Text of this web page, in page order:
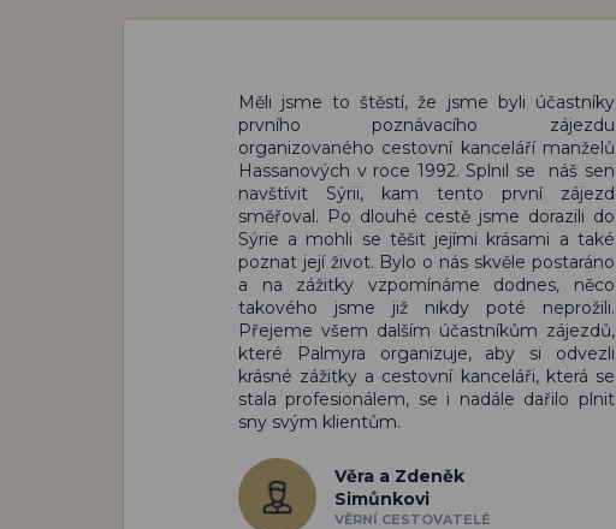
Měli jsme to štěstí, že jsme byli účastníky
prvního poznávacího zájezdu
organizovaného cestovní kanceláří manželů
Hassanových v roce 1992. Splnil se náš sen
navštívit Sýrii, kam tento první zájezd
směřoval. Po dlouhé cestě jsme dorazili do
Sýrie a mohli se těšit jejími krásami a také
poznat její život. Bylo o nás skvěle postaráno
a na zážitky vzpomínáme dodnes, něco
takového jsme již nikdy poté neprožili.
Přejeme všem dalším účastníkům zájezdů,
které Palmyra organizuje, aby si odvezli
krásné zážitky a cestovní kanceláři, která se
stala profesionálem, se i nadále dařilo plnit
sny svým klientům.
Věra a Zdeněk
Simůnkovi
VĚRNÍ CESTOVATELÉ